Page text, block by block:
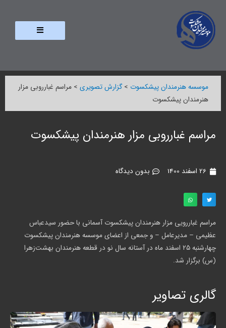
موسسه هنرمندان پیشکسوت >گزارش تصویری > مراسم غبارروبی مزار
هنرمندان پیشکسوت
مراسم غبارروبی مزار هنرمندان پیشکسوت
26 اسفند 1400 بدون دیدگاه
مراسم غباررویی مزار هنرمندان پیشکسوت آسمانی با حضور سیدعباس
عظیمی – مدیرعامل – و جمعی از اعضای موسسه هنرمندان پیشکسوت
چهارشنبه ۲۵ اسفند ماه در آستانه سال نو در قطعه هنرمندان بهشت‌زهرا
(س) برگزار شد.
گالری تصاویر